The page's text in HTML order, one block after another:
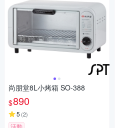
尚朋堂8L小烤箱 SO-388
$890
5 (2)